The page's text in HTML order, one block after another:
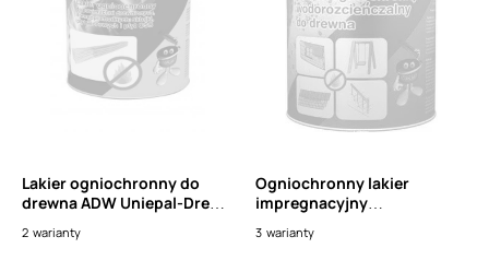
Lakier ogniochronny do
drewna ADW Uniepal-Drew
2 warianty
Ogniochronny lakier
impregnacyjny
drewna ADW UNIEPAL-DREW
3 warianty